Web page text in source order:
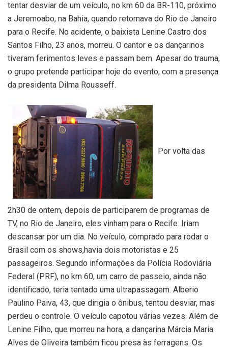
tentar desviar de um veículo, no km 60 da BR-110, próximo
a Jeremoabo, na Bahia, quando retornava do Rio de Janeiro
para o Recife. No acidente, o baixista Lenine Castro dos
Santos Filho, 23 anos, morreu. O cantor e os dançarinos
tiveram ferimentos leves e passam bem. Apesar do trauma,
o grupo pretende participar hoje do evento, com a presença
da presidenta Dilma Rousseff.
Por volta das
2h30 de ontem, depois de participarem de programas de
TV, no Rio de Janeiro, eles vinham para o Recife. Iriam
descansar por um dia. No veículo, comprado para rodar o
Brasil com os shows,havia dois motoristas e 25
passageiros. Segundo informações da Polícia Rodoviária
Federal (PRF), no km 60, um carro de passeio, ainda não
identificado, teria tentado uma ultrapassagem. Alberio
Paulino Paiva, 43, que dirigia o ônibus, tentou desviar, mas
perdeu o controle. O veículo capotou várias vezes. Além de
Lenine Filho, que morreu na hora, a dançarina Márcia Maria
Alves de Oliveira também ficou presa às ferragens. Os